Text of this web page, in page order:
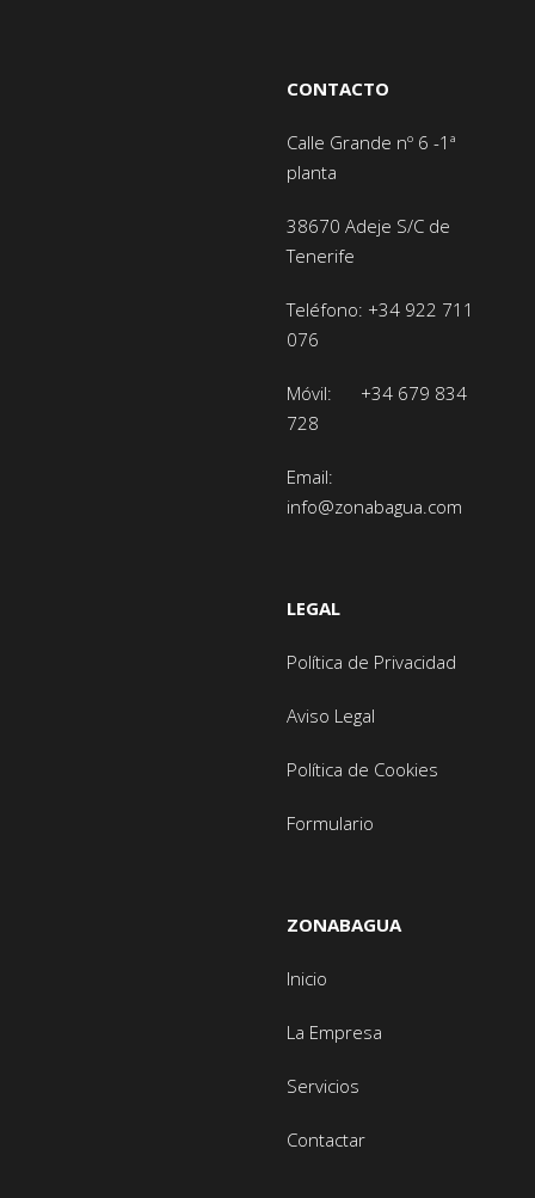
CONTACTO
Calle Grande nº 6 -1ª
planta
38670 Adeje S/C de
Tenerife
Teléfono: +34 922 711
076
Móvil: +34 679 834
728
Email:
info@zonabagua.com
LEGAL
Política de Privacidad
Aviso Legal
Política de Cookies
Formulario
ZONABAGUA
Inicio
La Empresa
Servicios
Contactar